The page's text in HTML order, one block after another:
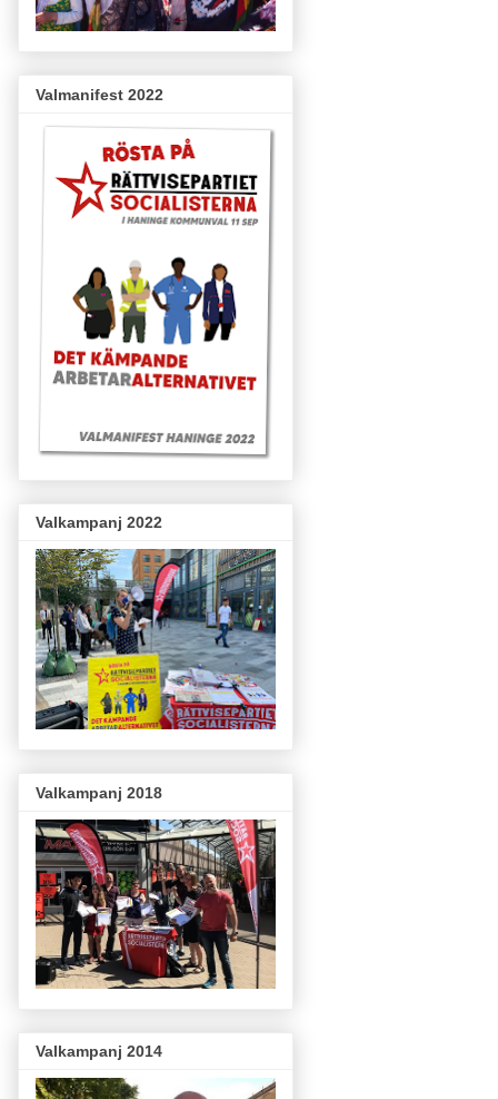
Valmanifest 2022
Valkampanj 2022
Valkampanj 2018
Valkampanj 2014